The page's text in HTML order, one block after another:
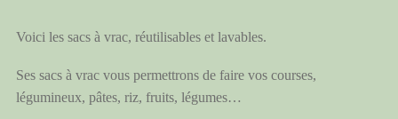
prix :
à
Voici les sacs à vrac, réutilisables et lavables.
Ses sacs à vrac vous permettrons de faire vos courses,
légumineux, pâtes, riz, fruits, légumes…